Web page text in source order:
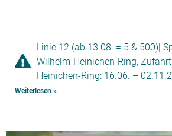
Linie 12 (ab 13.08. = 5 & 500)|
Wilhelm-Heinichen-Ring,
Heinichen-Ring: 16.06. –
Weiterlesen »